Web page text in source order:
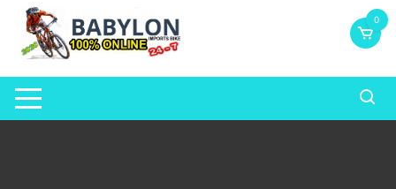
contenido
0